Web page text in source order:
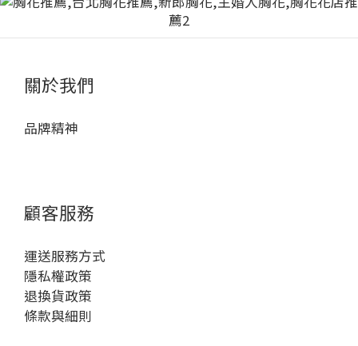
關於我們
品牌精神
顧客服務
運送服務方式
隱私權政策
退換貨政策
條款與細則